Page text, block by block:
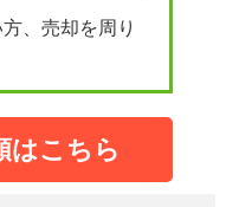
、売却を周り
はこちら